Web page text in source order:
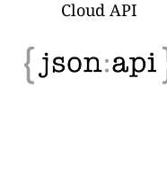
Cloud API